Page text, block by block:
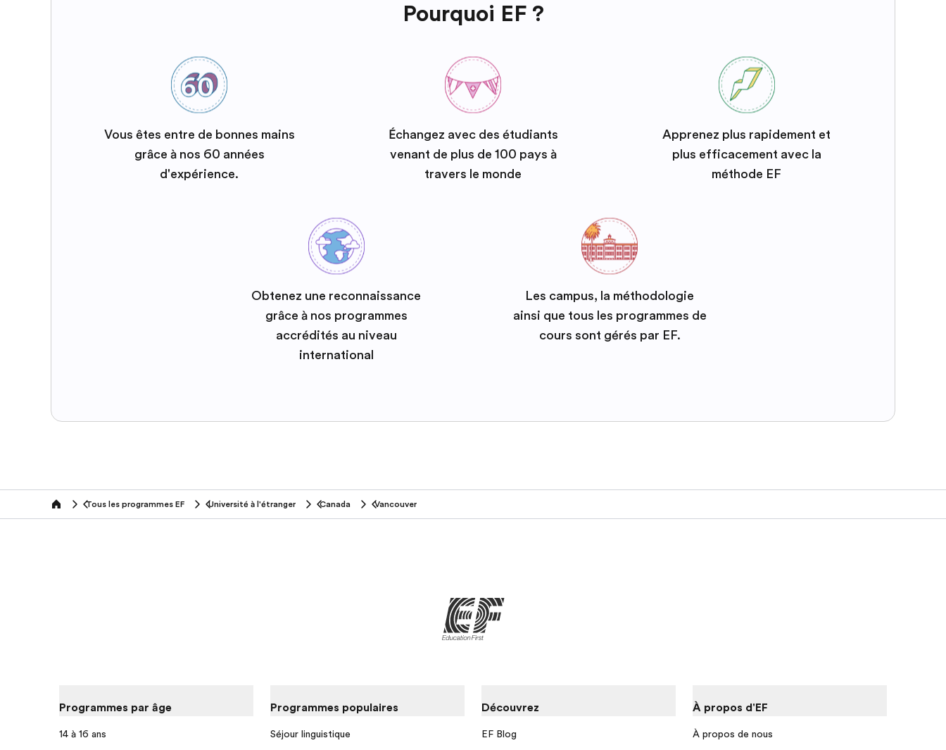
Pourquoi EF ?
Vous êtes entre de bonnes mains
grâce à nos 60 années
d'expérience.
Échangez avec des étudiants
venant de plus de 100 pays à
travers le monde
Apprenez plus rapidement et
plus efficacement avec la
méthode EF
Obtenez une reconnaissance
grâce à nos programmes
accrédités au niveau
international
Les campus, la méthodologie
ainsi que tous les programmes de
cours sont gérés par EF.
home Tous les programmes EF Université à l'étranger Canada Vancouver
Programmes par âge
14 à 16 ans
Programmes populaires
Séjour linguistique
Découvrez
EF Blog
À propos d'EF
À propos de nous